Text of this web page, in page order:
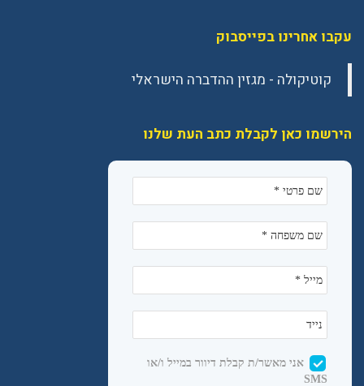
עקבו אחרינו בפייסבוק
הירשמו כאן לקבלת כתב העת שלנו